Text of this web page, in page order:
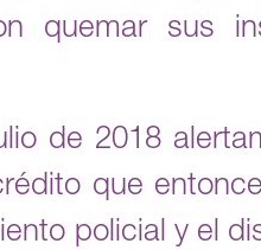
quemar sus
de 2018
que
policial y el